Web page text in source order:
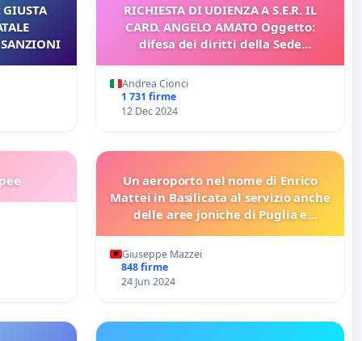
RICHIESTA DI UDIENZA A S.E.R. IL
CARD. ANGELO AMATO Oggetto:
difesa dei diritti della Sede
Andrea Cionci
1 731 firme
12 Dec 2024
Un aeroporto nel nome di Enrico
Mattei in Basilicata al servizio anche
delle aree joniche di Puglia e
Giuseppe Mazzei
848 firme
24 Jun 2024